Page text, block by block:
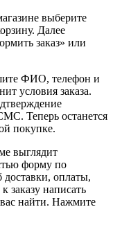
выберите
Далее
заказ» или
ФИО, телефон и
условия заказа.
Теперь останется
покупке.
выглядит
форму по
доставки, оплаты,
заказу написать
найти. Нажмите